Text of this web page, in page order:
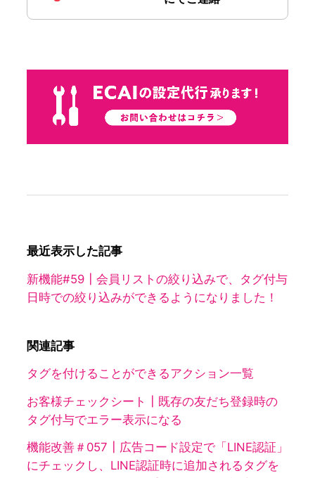
最近表示した記事
新機能#59┃会員リストの絞り込みで、タグ付与
日時での絞り込みができるようになりました！
関連記事
タグを付けることができるアクション一覧
お客様チェックシート┃既存の友だち登録時の
タグ付与でエラー表示になる
機能改善＃057┃広告コード設定で「LINE認証」
にチェックし、LINE認証時に追加されるタグを